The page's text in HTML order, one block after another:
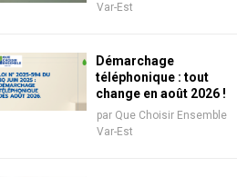
Var-Est
Démarchage
téléphonique : tout
change en août 2026 !
par Que Choisir Ensemble
Var-Est